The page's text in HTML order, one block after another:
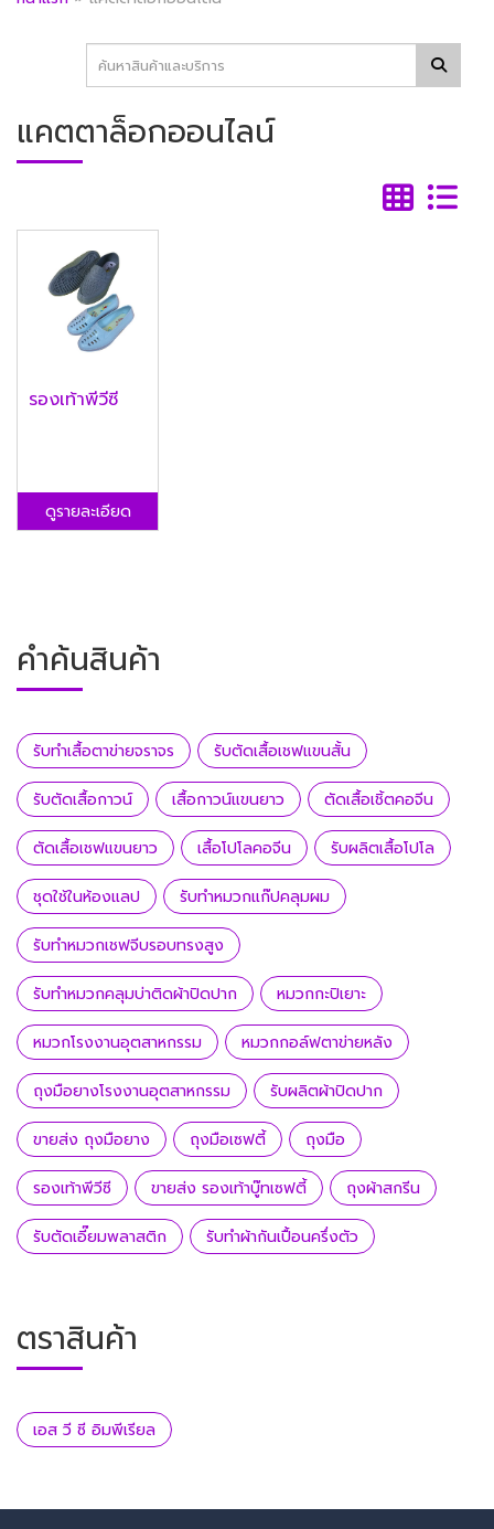
แคตตาล็อกออนไลน์
รองเท้าพีวีซี
ดูรายละเอียด
คำค้นสินค้า
รับทำเสื้อตาข่ายจราจร รับตัดเสื้อเชฟแขนสั้น
รับตัดเสื้อกาวน์ เสื้อกาวน์แขนยาว ตัดเสื้อเชิ้ตคอจีน
ตัดเสื้อเชฟแขนยาว เสื้อโปโลคอจีน รับผลิตเสื้อโปโล
ชุดใช้ในห้องแลป รับทำหมวกแก๊ปคลุมผม
รับทำหมวกเชฟจีบรอบทรงสูง
รับทำหมวกคลุมบ่าติดผ้าปิดปาก หมวกกะปิเยาะ
หมวกโรงงานอุตสาหกรรม หมวกกอล์ฟตาข่ายหลัง
ถุงมือยางโรงงานอุตสาหกรรม รับผลิตผ้าปิดปาก
ขายส่ง ถุงมือยาง ถุงมือเซฟตี้ ถุงมือ
รองเท้าพีวีซี ขายส่ง รองเท้าบู๊ทเซฟตี้ ถุงผ้าสกรีน
รับตัดเอี๊ยมพลาสติก รับทำผ้ากันเปื้อนครึ่งตัว
ตราสินค้า
เอส วี ซี อิมพีเรียล